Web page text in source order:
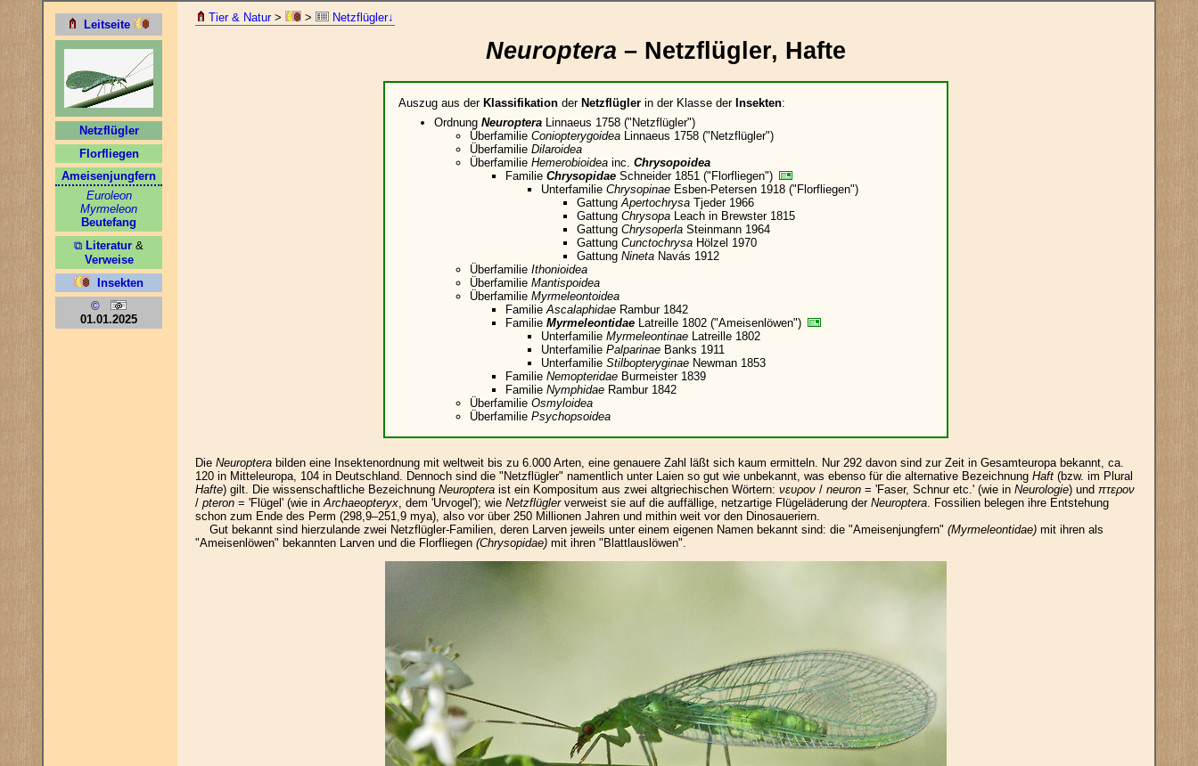
Tier & Natur> > Netzflügler↓
Neuroptera – Netzflügler, Hafte
Auszug aus der Klassifikation der Netzflügler in der Klasse der Insekten:
Ordnung Neuroptera Linnaeus 1758 ("Netzflügler")
Überfamilie Coniopterygoidea Linnaeus 1758 ("Netzflügler")
Überfamilie Dilaroidea
Überfamilie Hemerobioidea inc. Chrysopoidea
Familie Chrysopidae Schneider 1851 ("Florfliegen")
Unterfamilie Chrysopinae Esben-Petersen 1918 ("Florfliegen")
Gattung Apertochrysa Tjeder 1966
Gattung Chrysopa Leach in Brewster 1815
Gattung Chrysoperla Steinmann 1964
Gattung Cunctochrysa Hölzel 1970
Gattung Nineta Navás 1912
Überfamilie Ithonioidea
Überfamilie Mantispoidea
Überfamilie Myrmeleontoidea
Familie Ascalaphidae Rambur 1842
Familie Myrmeleontidae Latreille 1802 ("Ameisenlöwen")
Unterfamilie Myrmeleontinae Latreille 1802
Unterfamilie Palparinae Banks 1911
Unterfamilie Stilbopteryginae Newman 1853
Familie Nemopteridae Burmeister 1839
Familie Nymphidae Rambur 1842
Überfamilie Osmyloidea
Überfamilie Psychopsoidea
Die Neuroptera bilden eine Insektenordnung mit weltweit bis zu 6.000 Arten, eine genauere Zahl läßt sich kaum ermitteln. Nur 292 davon sind zur Zeit in Gesamteuropa bekannt, ca.
120 in Mitteleuropa, 104 in Deutschland. Dennoch sind die "Netzflügler" namentlich unter Laien so gut wie unbekannt, was ebenso für die alternative Bezeichnung Haft (bzw. im Plural
Hafte) gilt. Die wissenschaftliche Bezeichnung Neuroptera ist ein Kompositum aus zwei altgriechischen Wörtern: νευρον / neuron = 'Faser, Schnur etc.' (wie in Neurologie) und πτερον
/ pteron = 'Flügel' (wie in Archaeopteryx , dem 'Urvogel'); wie Netzflüglerverweist sie auf die auffällige, netzartige Flügeläderung der Neuroptera . Fossilien belegen ihre Entstehung
schon zum Ende des Perm (298,9–251,9 mya), also vor über 250 Millionen Jahren und mithin weit vor den Dinosaueriern.
Gut bekannt sind hierzulande zwei Netzflügler-Familien, deren Larven jeweils unter einem eigenen Namen bekannt sind: die "Ameisenjungfern" (Myrmeleontidae) mit ihren als
"Ameisenlöwen" bekannten Larven und die Florfliegen (Chrysopidae) mit ihren "Blattlauslöwen".